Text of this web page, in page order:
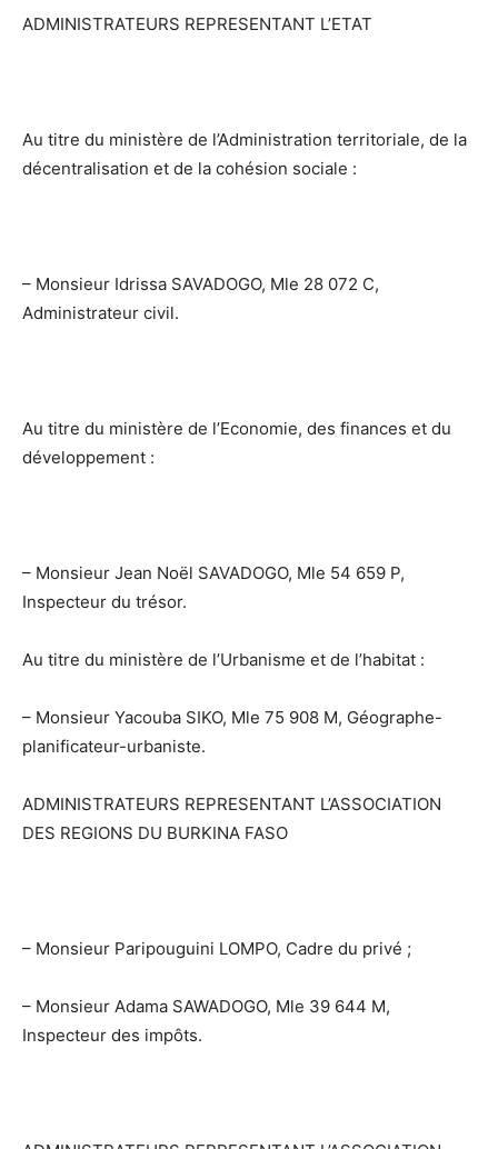
ADMINISTRATEURS REPRESENTANT L’ETAT
Au titre du ministère de l’Administration territoriale, de la
décentralisation et de la cohésion sociale :
– Monsieur Idrissa SAVADOGO, Mle 28 072 C,
Administrateur civil.
Au titre du ministère de l’Economie, des finances et du
développement :
– Monsieur Jean Noël SAVADOGO, Mle 54 659 P,
Inspecteur du trésor.
Au titre du ministère de l’Urbanisme et de l’habitat :
– Monsieur Yacouba SIKO, Mle 75 908 M, Géographe-
planificateur-urbaniste.
ADMINISTRATEURS REPRESENTANT L’ASSOCIATION
DES REGIONS DU BURKINA FASO
– Monsieur Paripouguini LOMPO, Cadre du privé ;
– Monsieur Adama SAWADOGO, Mle 39 644 M,
Inspecteur des impôts.